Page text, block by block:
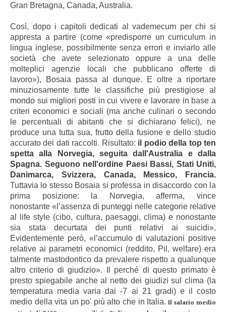
Gran Bretagna, Canada, Australia.
Così, dopo i capitoli dedicati al vademecum per chi si
appresta a partire (come «predisporre un curriculum in
lingua inglese, possibilmente senza errori e inviarlo alle
società che avete selezionato oppure a una delle
molteplici agenzie locali che pubblicano offerte di
lavoro»), Bosaia passa al dunque. E oltre a riportare
minuziosamente tutte le classifiche più prestigiose al
mondo sui migliori posti in cui vivere e lavorare in base a
criteri economici e sociali (ma anche culinari o secondo
le percentuali di abitanti che si dichiarano felici), ne
produce una tutta sua, frutto della fusione e dello studio
accurato dei dati raccolti. Risultato: il podio della top ten
spetta alla Norvegia, seguita dall'Australia e dalla
Spagna. Seguono nell'ordine Paesi Bassi, Stati Uniti,
Danimarca, Svizzera, Canada, Messico, Francia.
Tuttavia lo stesso Bosaia si professa in disaccordo con la
prima posizione: la Norvegia, afferma, vince
nonostante «l’assenza di punteggi nelle categorie relative
al life style (cibo, cultura, paesaggi, clima) e nonostante
sia stata decurtata dei punti relativi ai suicidi».
Evidentemente però, «l’accumulo di valutazioni positive
relative ai parametri economici (reddito, Pil, welfare) era
talmente mastodontico da prevalere rispetto a qualunque
altro criterio di giudizio». Il perché di questo primato è
presto spiegabile anche al netto dei giudizi sul clima (la
temperatura media varia dai -7 ai 21 gradi) e il costo
medio della vita un po' più alto che in Italia. Il salario medio